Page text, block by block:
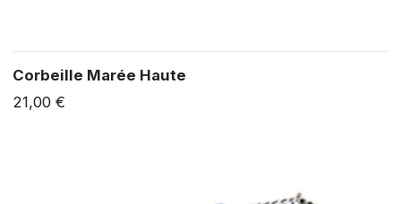
Corbeille Marée Haute
21,00 €